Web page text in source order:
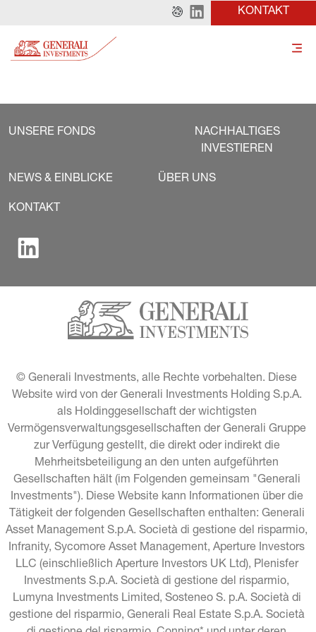
KONTAKT
UNSERE FONDS
NACHHALTIGES
INVESTIEREN
NEWS & EINBLICKE ÜBER UNS
KONTAKT
© Generali Investments, alle Rechte vorbehalten. Diese
Website wird von der Generali Investments Holding S.p.A.
als Holdinggesellschaft der wichtigsten
Vermögensverwaltungsgesellschaften der Generali Gruppe
zur Verfügung gestellt, die direkt oder indirekt die
Mehrheitsbeteiligung an den unten aufgeführten
Gesellschaften hält (im Folgenden gemeinsam "Generali
Investments"). Diese Website kann Informationen über die
Tätigkeit der folgenden Gesellschaften enthalten: Generali
Asset Management S.p.A. Società di gestione del risparmio,
Infranity, Sycomore Asset Management, Aperture Investors
LLC (einschließlich Aperture Investors UK Ltd), Plenisfer
Investments S.p.A. Società di gestione del risparmio,
Lumyna Investments Limited, Sosteneo S. p.A. Società di
gestione del risparmio, Generali Real Estate S.p.A. Società